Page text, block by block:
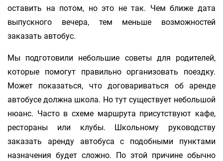
оставить на потом, но это не так. Чем ближе дата
выпускного вечера, тем меньше возможностей
заказать автобус.
Мы подготовили небольшие советы для родителей,
которые помогут правильно организовать поездку.
Может показаться, что договариваться об аренде
автобусе должна школа. Но тут существует небольшой
нюанс. Часто в схеме маршрута присутствуют кафе,
рестораны или клубы. Школьному руководству
заказать аренду автобуса с подобными пунктами
назначения будет сложно. По этой причине обычно